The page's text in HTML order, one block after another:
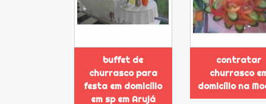
buffet de
churrasco para
festa em domicílio
em sp em Arujá
contratar
churrasco
domicílio na